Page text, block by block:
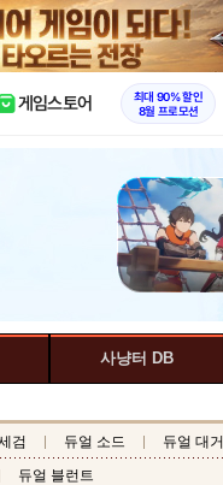
X
게임스토어
최대 90% 할인
8월 프로모션
사냥터 DB
검 듀얼 소드
듀얼 대거
듀얼 블런트